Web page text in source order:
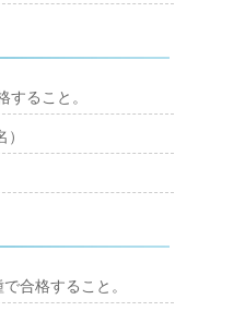
すること。
合格すること。